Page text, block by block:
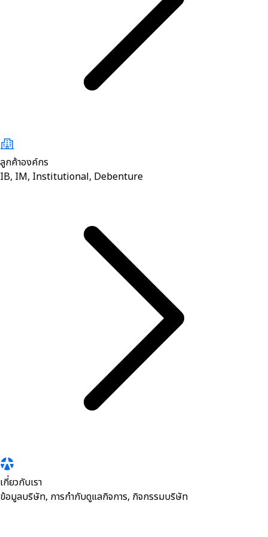
ลูกค้าองค์กร
IB, IM, Institutional, Debenture
เกี่ยวกับเรา
ข้อมูลบริษัท, การกำกับดูแลกิจการ, กิจกรรมบริษัท